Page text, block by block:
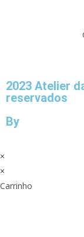
2023 Atelier
reservados
By
×
×
Carrinho